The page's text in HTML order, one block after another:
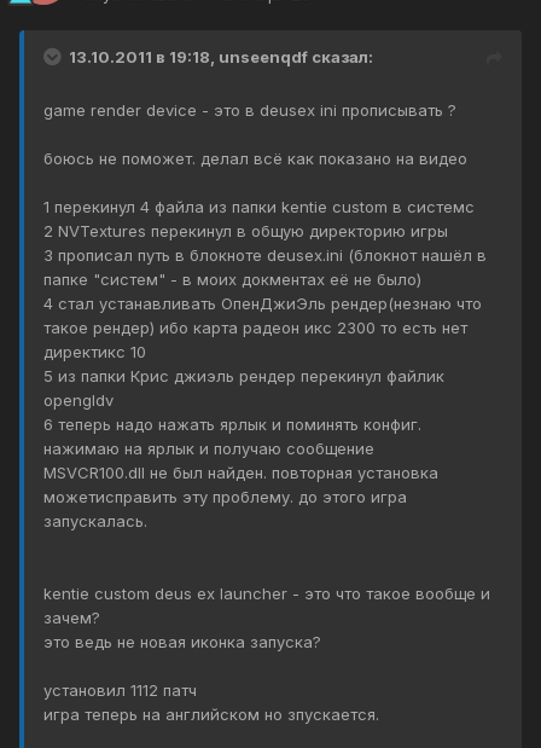
13.10.2011 в 19:18, unseenqdf сказал:
game render device - это в deusex ini прописывать ?
боюсь не поможет. делал всё как показано на видео
1 перекинул 4 файла из папки kentie custom в системс
2 NVTextures перекинул в общую директорию игры
3 прописал путь в блокноте deusex.ini (блокнот нашёл в
папке "систем" - в моих докментах её не было)
4 стал устанавливать ОпенДжиЭль рендер(незнаю что
такое рендер) ибо карта радеон икс 2300 то есть нет
директикс 10
5 из папки Крис джиэль рендер перекинул файлик
opengldv
6 теперь надо нажать ярлык и поминять конфиг.
нажимаю на ярлык и получаю сообщение
MSVCR100.dll не был найден. повторная установка
можетисправить эту проблему. до этого игра
запускалась.
kentie custom deus ex launcher - это что такое вообще и
зачем?
это ведь не новая иконка запуска?
установил 1112 патч
игра теперь на английском но зпускается.